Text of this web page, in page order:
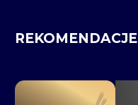
REKOMENDACJE